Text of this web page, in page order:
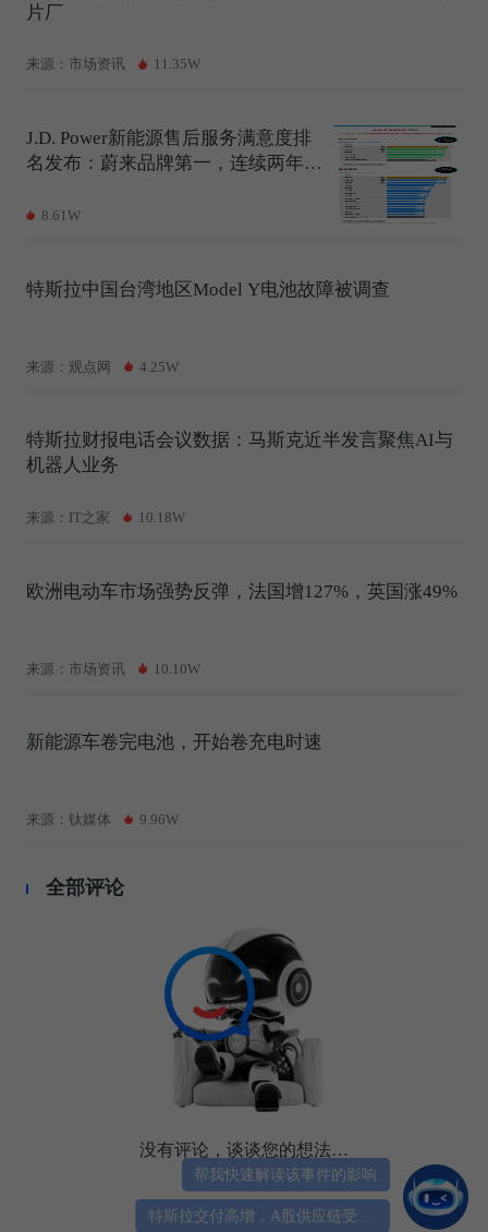
片厂
来源：市场资讯 11.35W
J.D. Power新能源售后服务满意度排
名发布：蔚来品牌第一，连续两年夺
8.61W
特斯拉中国台湾地区Model Y电池故障被调查
来源：观点网 4.25W
特斯拉财报电话会议数据：马斯克近半发言聚焦AI与
机器人业务
来源：IT之家 10.18W
欧洲电动车市场强势反弹，法国增127%，英国涨49%
来源：市场资讯 10.10W
新能源车卷完电池，开始卷充电时速
来源：钛媒体 9.96W
全部评论
没有评论，谈谈您的想法…
帮我快速解读该事件的影响
特斯拉交付高增，A股供应链受益标的？